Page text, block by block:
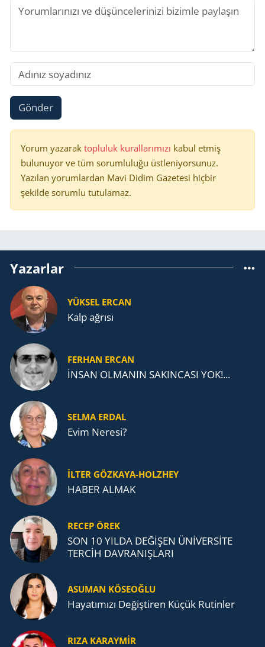
Gönder
Yorum yazarak topluluk kurallarımızı kabul etmiş
bulunuyor ve tüm sorumluluğu üstleniyorsunuz.
Yazılan yorumlardan Mavi Didim Gazetesi hiçbir
şekilde sorumlu tutulamaz.
Yazarlar
YÜKSEL ERCAN
Kalp ağrısı
FERHAN ERCAN
İNSAN OLMANIN SAKINCASI YOK!...
SELMA ERDAL
Evim Neresi?
İLTER GÖZKAYA-HOLZHEY
HABER ALMAK
RECEP ÖREK
SON 10 YILDA DEĞİŞEN ÜNİVERSİTE
TERCİH DAVRANIŞLARI
ASUMAN KÖSEOĞLU
Ha­ya­tı­mı­zı De­ğiş­ti­ren Küçük Ru­tin­ler
RIZA KARAYMIR